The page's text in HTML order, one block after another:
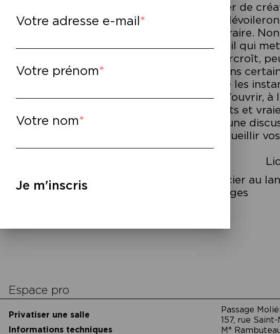
lançons dès septembre 2013 un Master de
Paris 8. À cette occasion, nous vous
manière d’envisager la création littéraire.
possible douloureux, mais comme un travail qui
acteurs du livre et qui, de surcroît,
Pour fêter l’événement, nous vous livrerons
auxquelles nous avons réussi à convaincre les
tutelles ministérielles de la nécessité d’ouvrir, à
création littéraire. Lecture de textes inédits et
Nous aurons ensuite le temps d’une
ou polémique qui nous permettra de recueillir
Maison de la Poésie est heureuse de s’associer au
cette soirée de lectures et d’échanges
Espace pro
Privatiser une salle
Informations techniques
Passage
157, rue
M°
Votre adresse e-mail
Votre prénom
Votre nom
Je m'inscris